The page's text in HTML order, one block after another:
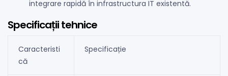
integrare rapidă în infrastructura IT existentă.
Specificații tehnice
Caracteristi
că
Specificație